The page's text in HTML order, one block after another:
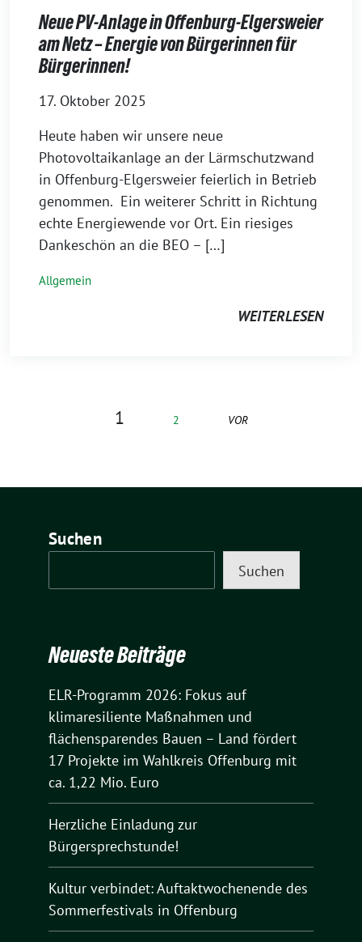
Neue PV-Anlage in Offenburg-Elgersweier
am Netz – Energie von Bürgerinnen für
Bürgerinnen!
17. Oktober 2025
Heute haben wir unsere neue
Photovoltaikanlage an der Lärmschutzwand
in Offenburg-Elgersweier feierlich in Betrieb
genommen. Ein weiterer Schritt in Richtung
echte Energiewende vor Ort. Ein riesiges
Dankeschön an die BEO – […]
Allgemein
WEITERLESEN
1 2 VOR
Suchen
Suchen
Neueste Beiträge
ELR-Programm 2026: Fokus auf
klimaresiliente Maßnahmen und
flächensparendes Bauen – Land fördert
17 Projekte im Wahlkreis Offenburg mit
ca. 1,22 Mio. Euro
Herzliche Einladung zur
Bürgersprechstunde!
Kultur verbindet: Auftaktwochenende des
Sommerfestivals in Offenburg